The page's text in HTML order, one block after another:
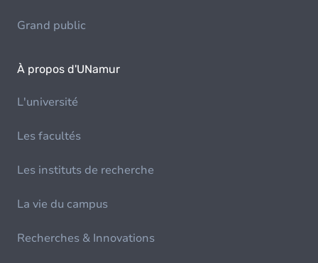
Grand public
À propos d'UNamur
L'université
Les facultés
Les instituts de recherche
La vie du campus
Recherches & Innovations